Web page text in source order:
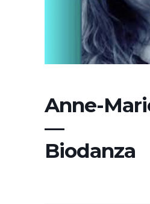
Anne-
—
Biodanza